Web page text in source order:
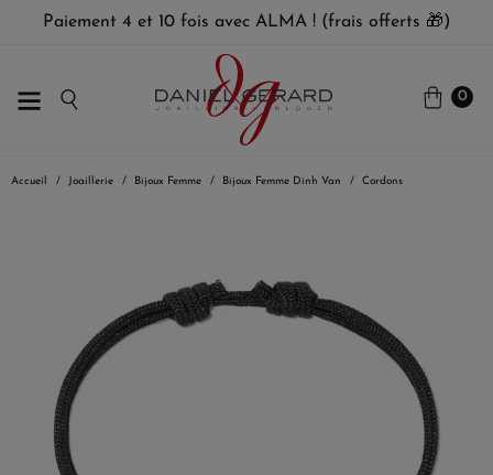
Paiement 4 et 10 fois avec ALMA ! (frais offerts 🎁)
0
Accueil Joaillerie Bijoux Femme Bijoux Femme Dinh Van Cordons